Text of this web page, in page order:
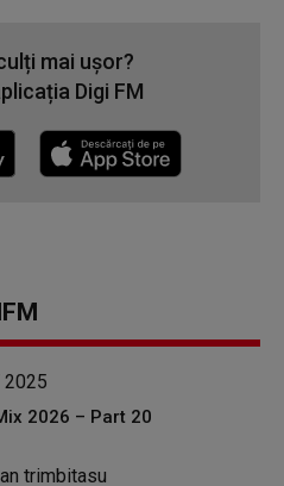
mai ușor?
Digi FM
2026 – Part 20